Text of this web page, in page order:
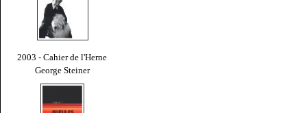
2003 - Cahier de l'Herne
George Steiner